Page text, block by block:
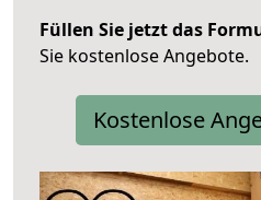
Füllen Sie jetzt das
Sie kostenlose Angebote.
Kostenlose